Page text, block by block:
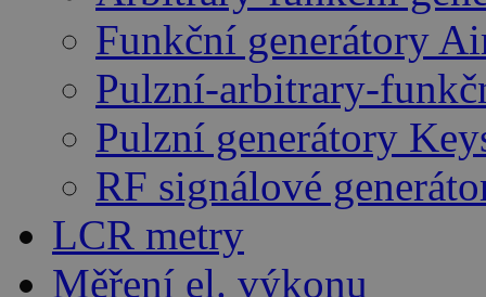
Funkční generátory
Pulzní-arbitrary-
Pulzní generátory
RF signálové
LCR metry
Měření el. výkonu